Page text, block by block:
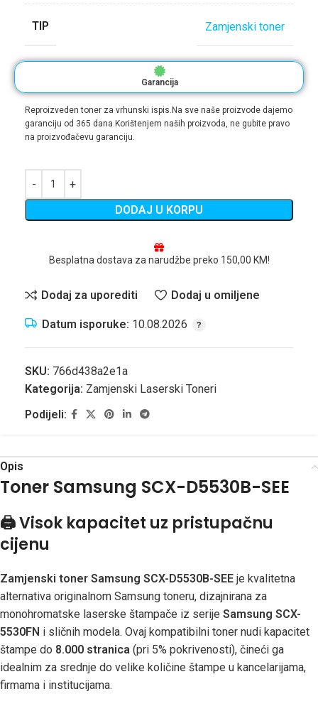
TIP Zamjenski toner
Garancija
Reproizveden toner za vrhunski ispis.Na sve naše proizvode dajemo
garanciju od 365 dana.Korištenjem naših proizvoda, ne gubite pravo
na proizvođačevu garanciju.
DODAJ U KORPU
Besplatna dostava za narudžbe preko 150,00 KM!
Dodaj za uporediti Dodaj u omiljene
Datum isporuke: 10.08.2026
SKU: 766d438a2e1a
Kategorija: Zamjenski Laserski Toneri
Podijeli:
Opis
Toner Samsung SCX-D5530B-SEE
🖨️Visok kapacitet uz pristupačnu
cijenu
Zamjenski toner Samsung SCX-D5530B-SEE je kvalitetna
alternativa originalnom Samsung toneru, dizajnirana za
monohromatske laserske štampače iz serije Samsung SCX-
5530FN i sličnih modela. Ovaj kompatibilni toner nudi kapacitet
štampe do 8.000 stranica (pri 5% pokrivenosti), čineći ga
idealnim za srednje do velike količine štampe u kancelarijama,
firmama i institucijama.